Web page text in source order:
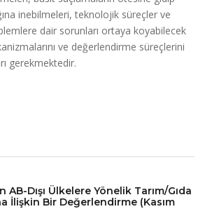
AB-Dışı Ülkelere Yönelik Tarım/Gıda
İlişkin Bir Değerlendirme (Kasım
inebilmeleri, teknolojik süreçler ve
dair sorunları ortaya koyabilecek
ve değerlendirme süreçlerini
gerekmektedir.